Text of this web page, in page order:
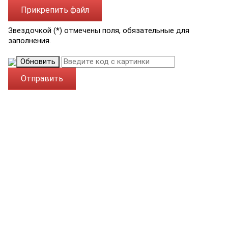
Прикрепить файл
Звездочкой (*) отмечены поля, обязательные для
заполнения.
Обновить
Отправить